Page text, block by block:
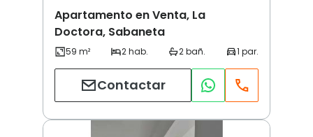
Apartamento en Venta, La
Doctora, Sabaneta
Contactar